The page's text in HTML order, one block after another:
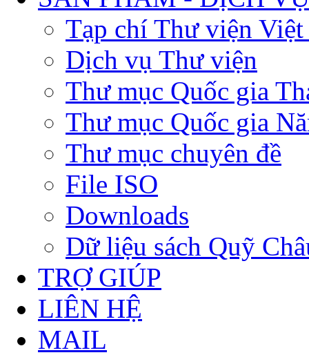
Tạp chí Thư viện Việt
Dịch vụ Thư viện
Thư mục Quốc gia
Thư mục Quốc gia
Thư mục chuyên đề
File ISO
Downloads
Dữ liệu sách Quỹ
TRỢ GIÚP
LIÊN HỆ
MAIL